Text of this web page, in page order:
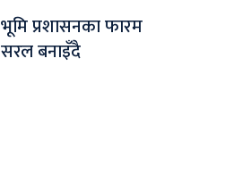
भूमि प्रशासनका फारम
सरल बनाइँदै